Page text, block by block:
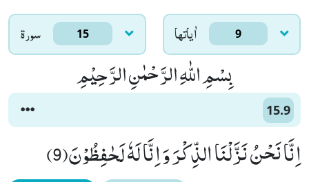
سورۃ 15 اٰياتها 9
بِسْمِ اللّٰهِ الرَّحْمٰنِ الرَّحِیْمِ
15.9
اِنَّا نَحْنُ نَزَّلْنَا الذِّكْرَ وَ اِنَّا لَهٗ لَحٰفِظُوْنَ(9)